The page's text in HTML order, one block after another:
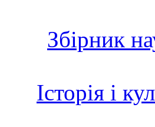
Збірник
Історія і